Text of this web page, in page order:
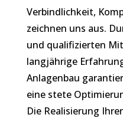
Verbindlichkeit,
zeichnen uns aus.
und qualifizierten
langjährige
Anlagenbau
eine stete
Die Realisierung